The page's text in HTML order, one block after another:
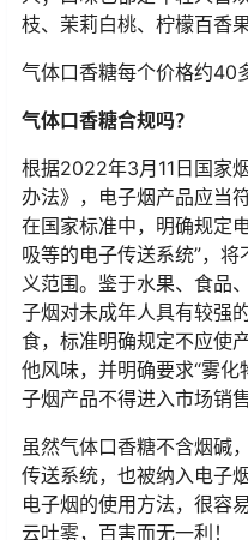
枝、茉莉白桃、柠檬百香果
气体口香糖每个价格约40
气体口香糖合规吗？
根据2022年3月11日国家
办法》，电子烟产品应当
在国家标准中，明确规定
吸等的电子传送系统”，
义范围。鉴于水果、食品
子烟对未成年人具有较强
食，标准明确规定不应使
他风味，并明确要求“雾
子烟产品不得进入市场销售
虽然气体口香糖不含烟碱
传送系统，也被纳入电子
电子烟的使用方法，很容
云吐雾，百害而无一利！